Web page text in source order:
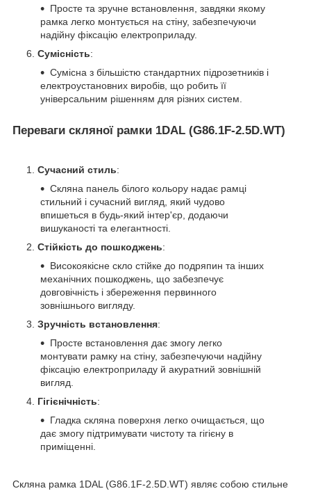
Просте та зручне встановлення, завдяки якому
рамка легко монтується на стіну, забезпечуючи
надійну фіксацію електроприладу.
Сумісність:
Сумісна з більшістю стандартних підрозетників і
електроустановних виробів, що робить її
універсальним рішенням для різних систем.
Переваги скляної рамки 1DAL (G86.1F-2.5D.WT)
Сучасний стиль:
Скляна панель білого кольору надає рамці
стильний і сучасний вигляд, який чудово
впишеться в будь-який інтер'єр, додаючи
вишуканості та елегантності.
Стійкість до пошкоджень:
Високоякісне скло стійке до подряпин та інших
механічних пошкоджень, що забезпечує
довговічність і збереження первинного
зовнішнього вигляду.
Зручність встановлення:
Просте встановлення дає змогу легко
монтувати рамку на стіну, забезпечуючи надійну
фіксацію електроприладу й акуратний зовнішній
вигляд.
Гігієнічність:
Гладка скляна поверхня легко очищається, що
дає змогу підтримувати чистоту та гігієну в
приміщенні.
Скляна рамка 1DAL (G86.1F-2.5D.WT) являє собою стильне